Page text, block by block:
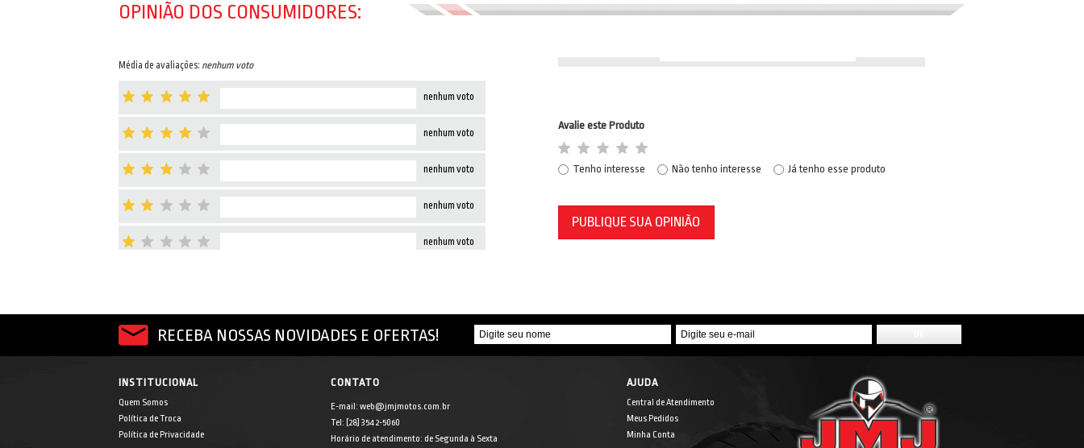
OPINIÃO DOS CONSUMIDORES:
Média de avaliações: nenhum voto
nenhum voto
nenhum voto
nenhum voto
nenhum voto
nenhum voto
Avalie este Produto
Tenho interesse Não tenho interesse Já tenho esse produto
PUBLIQUE SUA OPINIÃO
RECEBA NOSSAS NOVIDADES E OFERTAS!
INSTITUCIONAL
Quem Somos
Política de Troca
Política de Privacidade
CONTATO
E-mail: web@jmjmotos.com.br
Tel: [28] 3542-5060
Horário de atendimento: de Segunda à Sexta
AJUDA
Central de Atendimento
Meus Pedidos
Minha Conta